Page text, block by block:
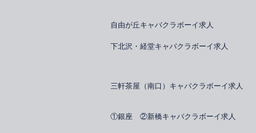
自由が丘キャバクラボーイ求人
下北沢・経堂キャバクラボーイ求人
三軒茶屋（南口）キャバクラボーイ求人
①銀座 ②新橋キャバクラボーイ求人